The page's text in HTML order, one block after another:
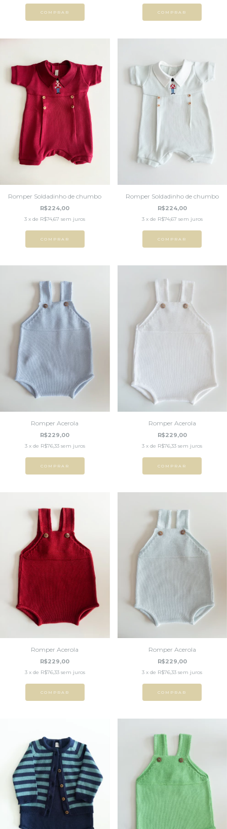
COMPRAR COMPRAR
Romper Soldadinho de chumbo
R$224,00
3 x de R$74,67 sem juros
COMPRAR
Romper Soldadinho de chumbo
R$224,00
3 x de R$74,67 sem juros
COMPRAR
Romper Acerola
R$229,00
3 x de R$76,33 sem juros
COMPRAR
Romper Acerola
R$229,00
3 x de R$76,33 sem juros
COMPRAR
Romper Acerola
R$229,00
3 x de R$76,33 sem juros
COMPRAR
Romper Acerola
R$229,00
3 x de R$76,33 sem juros
COMPRAR